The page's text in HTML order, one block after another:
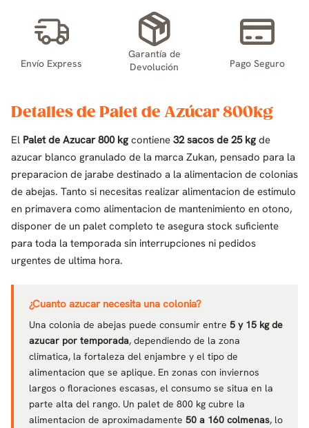
Envío Express
Garantía de
Devolución
Pago Seguro
Detalles de Palet de Azúcar 800kg
El Palet de Azucar 800 kg contiene 32 sacos de 25 kg de
azucar blanco granulado de la marca Zukan, pensado para la
preparacion de jarabe destinado a la alimentacion de colonias
de abejas. Tanto si necesitas realizar alimentacion de estimulo
en primavera como alimentacion de mantenimiento en otono,
disponer de un palet completo te asegura stock suficiente
para toda la temporada sin interrupciones ni pedidos
urgentes de ultima hora.
¿Cuanto azucar necesita una colonia?
Una colonia de abejas puede consumir entre 5 y 15 kg de
azucar por temporada, dependiendo de la zona
climatica, la fortaleza del enjambre y el tipo de
alimentacion que se aplique. En zonas con inviernos
largos o floraciones escasas, el consumo se situa en la
parte alta del rango. Un palet de 800 kg cubre la
alimentacion de aproximadamente 50 a 160 colmenas, lo